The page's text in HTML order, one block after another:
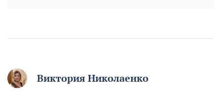
Виктория Николаенко